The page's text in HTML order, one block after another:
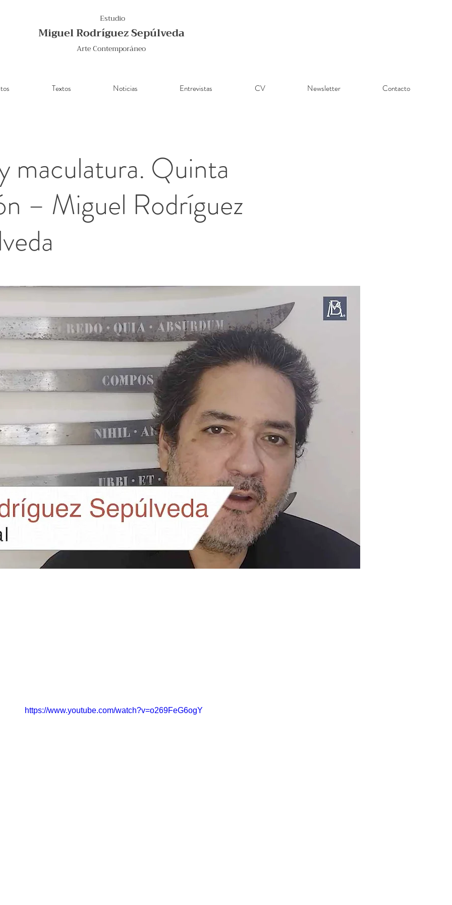
Estudio
Miguel Rodríguez Sepúlveda
Arte Contemporáneo
Textos Noticias Entrevistas CV Newsletter Contacto
maculatura. Quinta
– Miguel Rodríguez
https://www.youtube.com/watch?v=o269FeG6ogY